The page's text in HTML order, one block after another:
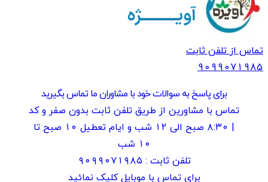
تماس از تلفن ثابت
9099071985
برای پاسخ به سوالات خود با مشاوران ما تماس بگیرید
تماس با مشاورین از طریق تلفن ثابت بدون صفر و کد
| ۸:۳۰ صبح الی ۱۲ شب و ایام تعطیل ۱۰ صبح تا
۱۰ شب
تلفن ثابت : ۹۰۹۹۰۷۱۹۸۵
برای تماس با موبایل کلیک نمائید